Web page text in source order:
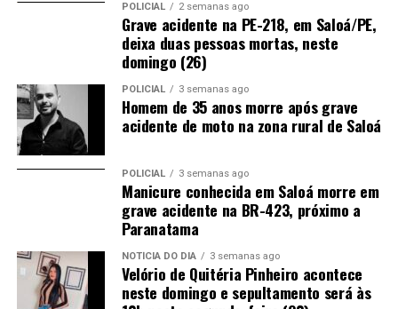
POLICIAL 2 semanas ago
Grave acidente na PE-218, em Saloá/PE,
deixa duas pessoas mortas, neste
domingo (26)
POLICIAL 3 semanas ago
Homem de 35 anos morre após grave
acidente de moto na zona rural de Saloá
POLICIAL 3 semanas ago
Manicure conhecida em Saloá morre em
grave acidente na BR-423, próximo a
Paranatama
NOTÍCIA DO DIA 3 semanas ago
Velório de Quitéria Pinheiro acontece
neste domingo e sepultamento será às